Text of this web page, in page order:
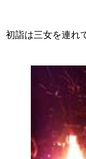
初詣は三女を連れ